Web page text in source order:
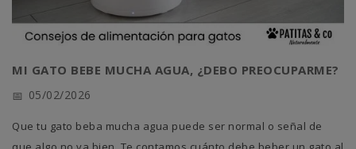
MI GATO BEBE MUCHA AGUA, ¿DEBO PREOCUPARME?
05/02/2026
Que tu gato beba mucha agua puede ser normal o señal de